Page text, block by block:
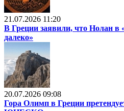
21.07.2026 11:20
В Греции заявили, что Нолан в
далеко»
20.07.2026 09:08
Гора Олимп в Греции